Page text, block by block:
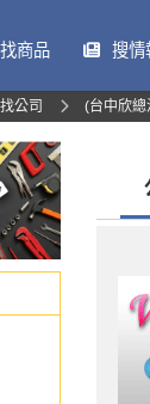
找商品 搜情
找公司 (台中欣總